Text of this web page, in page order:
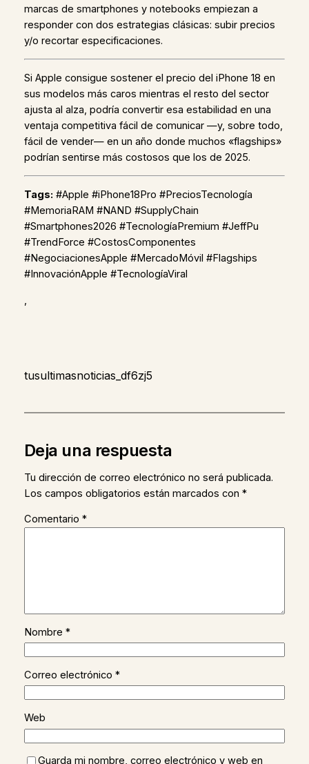
marcas de smartphones y notebooks empiezan a
responder con dos estrategias clásicas: subir precios
y/o recortar especificaciones.
Si Apple consigue sostener el precio del iPhone 18 en
sus modelos más caros mientras el resto del sector
ajusta al alza, podría convertir esa estabilidad en una
ventaja competitiva fácil de comunicar —y, sobre todo,
fácil de vender— en un año donde muchos «flagships»
podrían sentirse más costosos que los de 2025.
Tags: #Apple #iPhone18Pro #PreciosTecnología
#MemoriaRAM #NAND #SupplyChain
#Smartphones2026 #TecnologíaPremium #JeffPu
#TrendForce #CostosComponentes
#NegociacionesApple #MercadoMóvil #Flagships
#InnovaciónApple #TecnologíaViral
tusultimasnoticias_df6zj5
Deja una respuesta
Tu dirección de correo electrónico no será publicada.
Los campos obligatorios están marcados con *
Comentario *
Nombre *
Correo electrónico *
Web
Guarda mi nombre, correo electrónico y web en